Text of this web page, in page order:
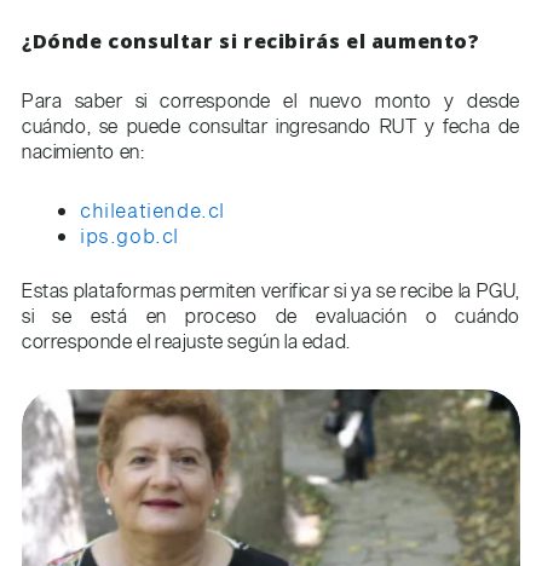
¿Dónde consultar si recibirás el aumento?
Para saber si corresponde el nuevo monto y desde
cuándo, se puede consultar ingresando RUT y fecha de
nacimiento en:
chileatiende.cl
ips.gob.cl
Estas plataformas permiten verificar si ya se recibe la PGU,
si se está en proceso de evaluación o cuándo
corresponde el reajuste según la edad.